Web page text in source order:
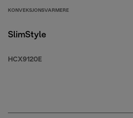
KONVEKSJONSVARMERE
SlimStyle
HCX9120E